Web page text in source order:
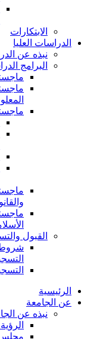
الابتكارات
الدراسات العليا
نبذه عن
البرامج
القبول
شروط
الرئيسية
عن الجامعة
نبذه عن
مجلس